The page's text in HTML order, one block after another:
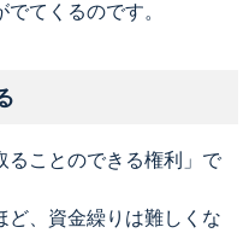
てくるのです。
ることのできる権利」で
ど、資金繰りは難しくな